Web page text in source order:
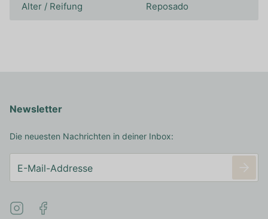
Alter / Reifung Reposado
Newsletter
Die neuesten Nachrichten in deiner Inbox: